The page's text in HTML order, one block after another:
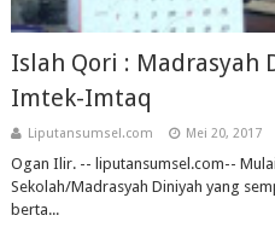
Islah Qori : Madrasyah
Imtek-Imtaq
Liputansumsel.com Mei 20, 2017
Ogan Ilir. -- liputansumsel.com--
Sekolah/Madrasyah Diniyah yang
berta...